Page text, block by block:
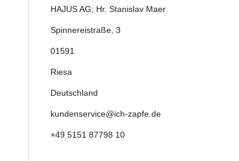
HAJUS AG; Hr. Stanislav Maer
Spinnereistraße 3
01591
Riesa
Deutschland
kundenservice@ich-zapfe.de
+49 5151 87798 10